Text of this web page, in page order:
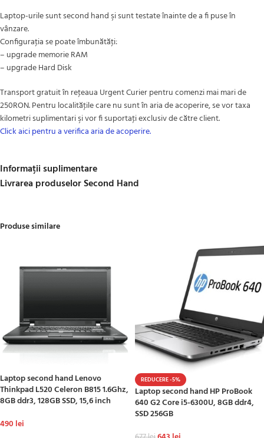
Laptop-urile sunt second hand şi sunt testate înainte de a fi puse în
vânzare.
Configuraţia se poate îmbunătăţi:
– upgrade memorie RAM
– upgrade Hard Disk
Transport gratuit în reţeaua Urgent Curier pentru comenzi mai mari de
250RON. Pentru localităţile care nu sunt în aria de acoperire, se vor taxa
kilometri suplimentari şi vor fi suportaţi exclusiv de către client.
Click aici pentru a verifica aria de acoperire.
Informații suplimentare
Livrarea produselor Second Hand
Produse similare
Laptop second hand Lenovo
Thinkpad L520 Celeron B815 1.6Ghz,
8GB ddr3, 128GB SSD, 15,6 inch
490 lei
REDUCERE -5%
Laptop second hand HP ProBook
640 G2 Core i5-6300U, 8GB ddr4,
SSD 256GB